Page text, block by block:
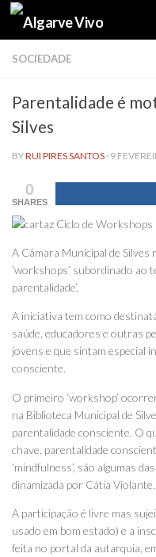
Skip to content
SOCIEDADE
Parentalidade é
Silves
BYRUI PIRES SANTOS · 9
0
SHARES
A Câmara Municipal de Silves
‘workshops’ subordinado ao
parentalidade’.
A iniciativa tem como
saúde, educadores e outras
jovens e que sintam especial
consciente.
O primeiro ‘workshop’
na Biblioteca Municipal de
parentalidade consciente. O
chave, parentalidade
‘mindfulness’, são algumas
dinamizada por Cátia Violante.
A participação é livre mas
usado em bom estado) e a
feita no portal da autarquia,